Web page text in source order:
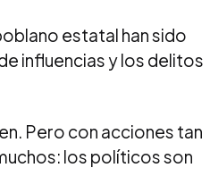
estatal han sido
influencias y los delitos
Pero con acciones tan
los políticos son